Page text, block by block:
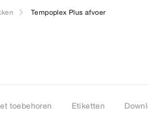
Tempoplex Plus afvoer
toebehoren Etiketten